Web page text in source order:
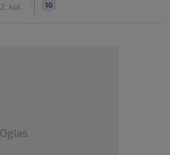
2. kol. 10
Oglas